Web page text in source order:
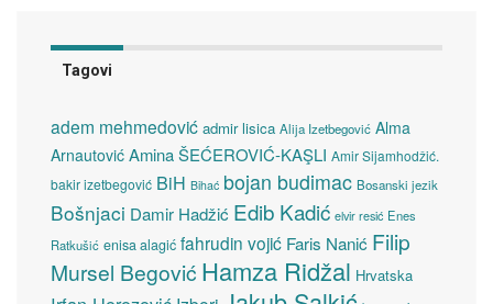
Tagovi
adem mehmedović admir lisica Alija Izetbegović Alma
Arnautović Amina ŠEĆEROVIĆ-KAŞLI Amir Sijamhodžić.
bakir izetbegović BiH Bihać bojan budimac Bosanski jezik
Bošnjaci Damir Hadžić Edib Kadić elvir resić Enes
Ratkušić enisa alagić fahrudin vojić Faris Nanić Filip
Mursel Begović Hamza Ridžal Hrvatska